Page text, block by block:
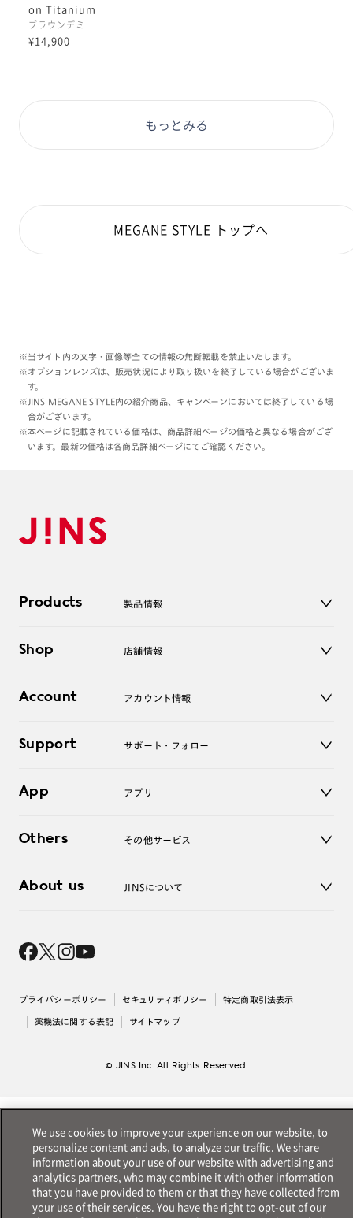
を着用しました🌷
ほのかなカラーレンズで
on Titanium
［中顔面短縮メガ
ネ］
ブラウンデミ
¥14,900
もっとみる
MEGANE STYLE トップへ
※当サイト内の文字・画像等全ての情報の無断転載を禁止いたします。
※オプションレンズは、販売状況により取り扱いを終了している場合がございま
す。
※JINS MEGANE STYLE内の紹介商品、キャンペーンにおいては終了している場
合がございます。
※本ページに記載されている価格は、商品詳細ページの価格と異なる場合がござ
います。最新の価格は各商品詳細ページにてご確認ください。
Products 製品情報
サングラス
コンタクトレンズ
アクセサリー
Shop 店舗情報
オンラインショップ
Account アカウント情報
ログアウト
Support サポート・フォロー
よくあるご質問
お問い合わせ
App アプリ
Others その他サービス
レンズ交換
About us JINSについて
採用情報
出店について
プライバシーポリシー セキュリティポリシー 特定商取引法表示
薬機法に関する表記 サイトマップ
© JINS Inc. All Rights Reserved.
We use cookies to improve your experience on our website, to
personalize content and ads, to analyze our traffic. We share
information about your use of our website with advertising and
analytics partners, who may combine it with other information
that you have provided to them or that they have collected from
your use of their services. You have the right to opt-out of our